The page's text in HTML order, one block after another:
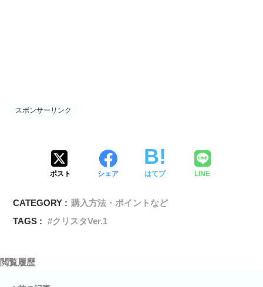
スポンサーリンク
ポスト シェア はてブ LINE
CATEGORY : 購入方法・ポイントなど
TAGS :
クリスタVer.1
閲覧履歴